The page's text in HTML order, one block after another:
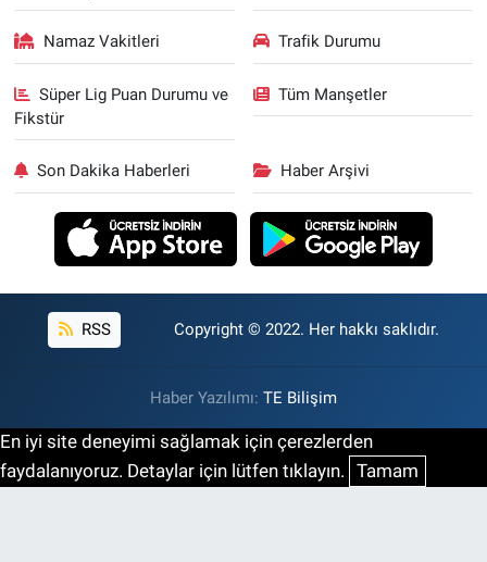
Namaz Vakitleri Trafik Durumu
Süper Lig Puan Durumu ve
Fikstür
Tüm Manşetler
Son Dakika Haberleri Haber Arşivi
RSS Copyright © 2022. Her hakkı saklıdır.
Haber Yazılımı: TE Bilişim
En iyi site deneyimi sağlamak için çerezlerden
faydalanıyoruz. Detaylar için lütfen tıklayın. Tamam